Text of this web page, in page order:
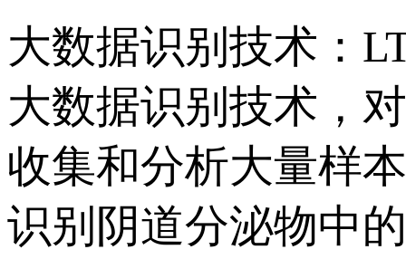
大数据识别技术
大数据识别技术，
收集和分析大量样本
识别阴道分泌物中的